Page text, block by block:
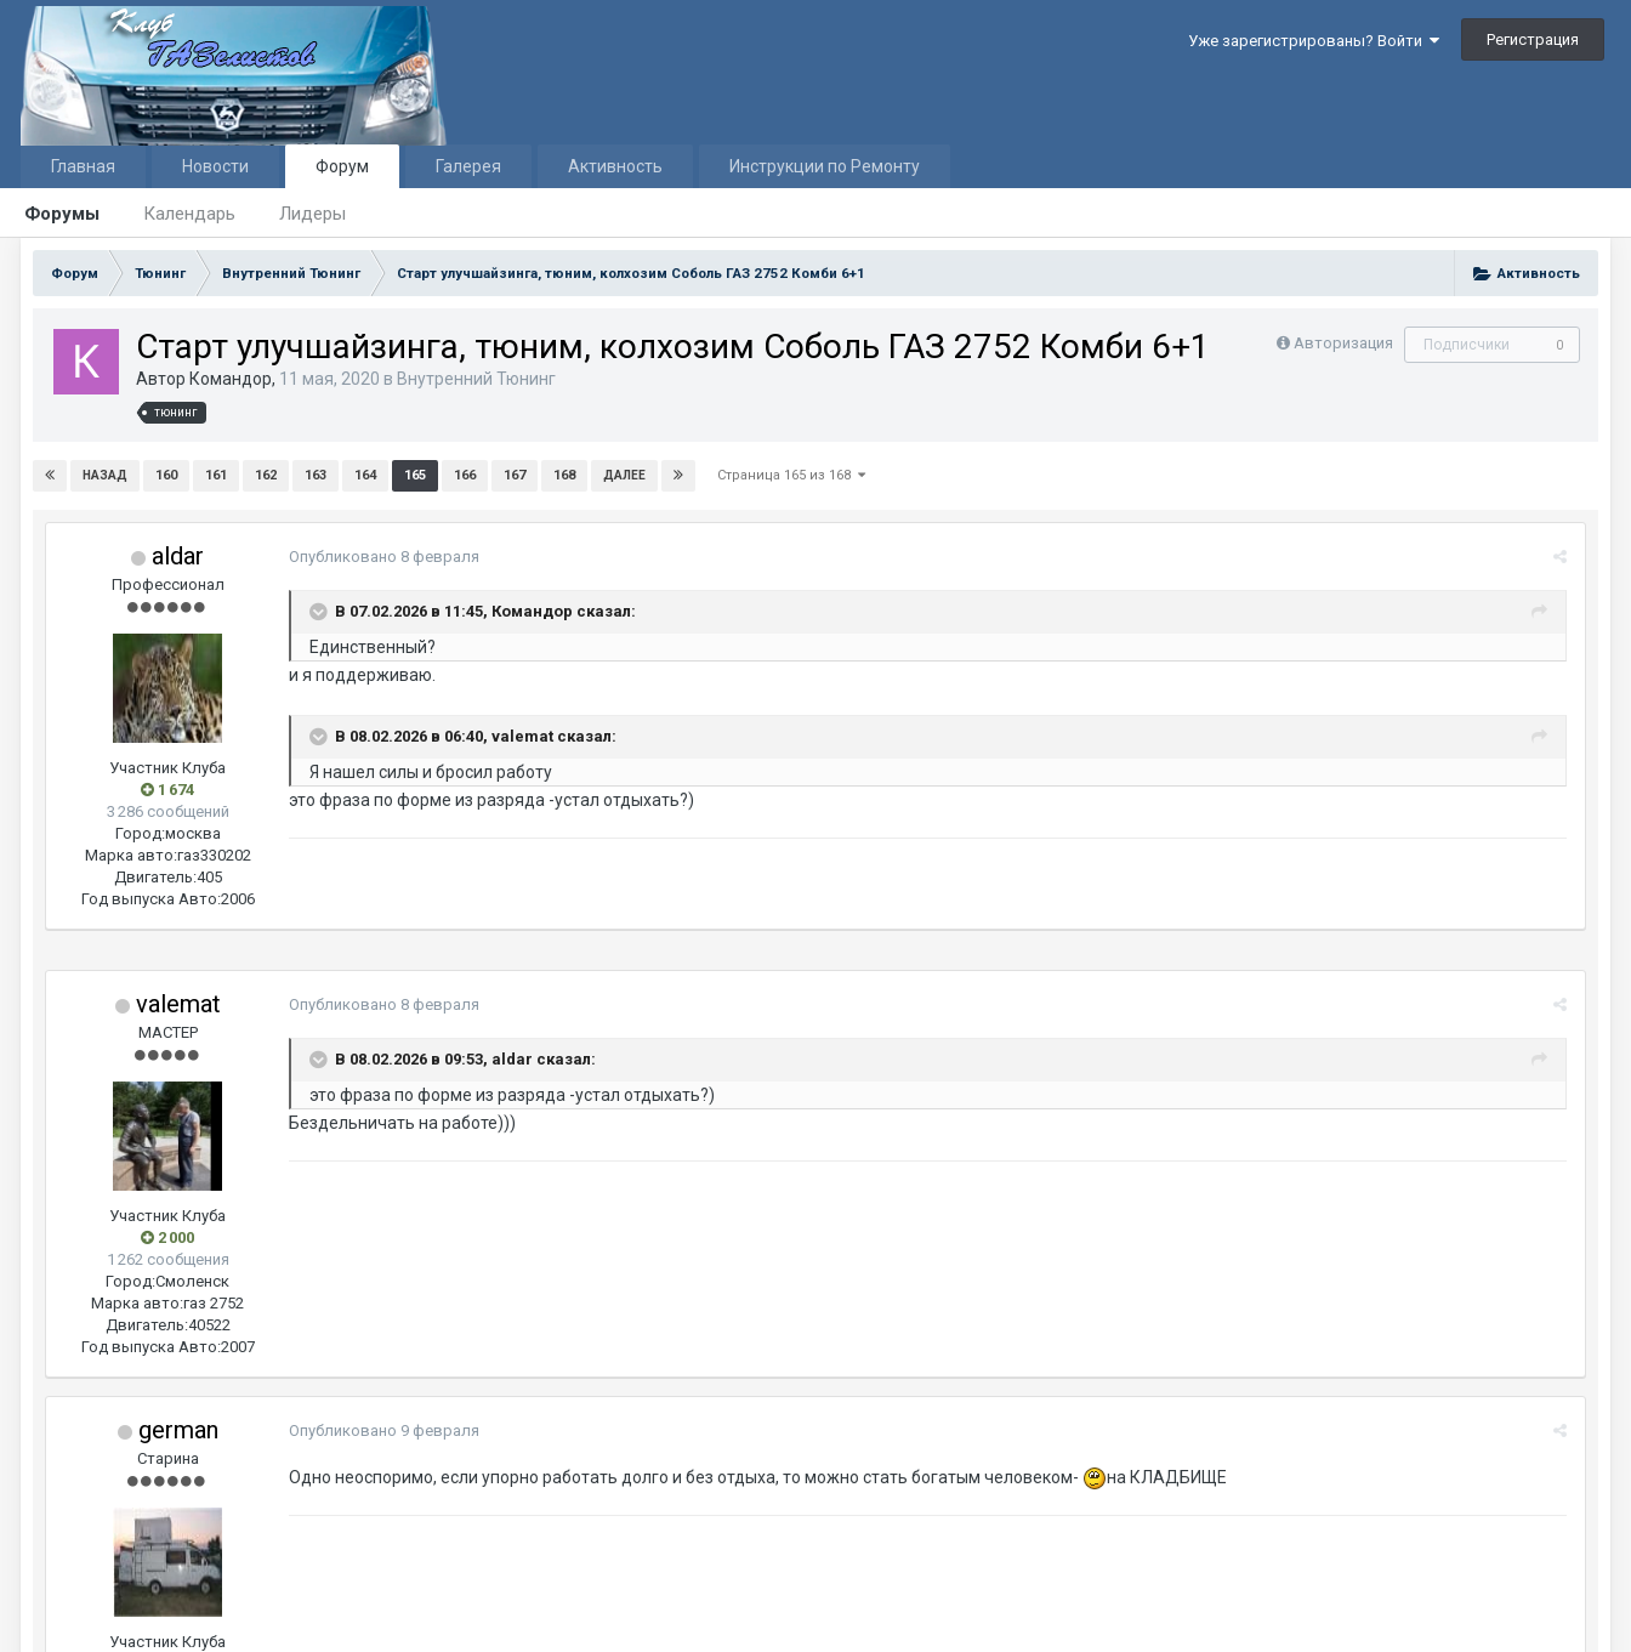
Уже зарегистрированы? Войти Регистрация
Главная Новости Форум
Форумы Календарь Лидеры
Галерея Активность Инструкции по Ремонту
Активность
Форум Тюнинг Внутренний Тюнинг Старт улучшайзинга, тюним, колхозим Соболь ГАЗ 2752 Комби 6+1
Авторизация Подписчики 0
Старт улучшайзинга, тюним, колхозим Соболь ГАЗ 2752 Комби 6+1
Автор Командор, 11 мая, 2020 в Внутренний Тюнинг
тюнинг
НАЗАД 160 161 162 163 164 165 166 167 168 ДАЛЕЕ Страница 165 из 168
aldar
Профессионал
Участник Клуба
1 674
3 286 сообщений
Город:москва
Марка авто:газ330202
Двигатель:405
Год выпуска Авто:2006
Опубликовано 8 февраля
В 07.02.2026 в 11:45, Командор сказал:
Единственный?
и я поддерживаю.
В 08.02.2026 в 06:40, valemat сказал:
Я нашел силы и бросил работу
это фраза по форме из разряда -устал отдыхать?)
valemat
МАСТЕР
Участник Клуба
2 000
1 262 сообщения
Город:Смоленск
Марка авто:газ 2752
Двигатель:40522
Год выпуска Авто:2007
Опубликовано 8 февраля
В 08.02.2026 в 09:53, aldar сказал:
это фраза по форме из разряда -устал отдыхать?)
Бездельничать на работе)))
german
Старина
Участник Клуба
Опубликовано 9 февраля
Одно неоспоримо, если упорно работать долго и без отдыха, то можно стать богатым человеком- на КЛАДБИЩЕ